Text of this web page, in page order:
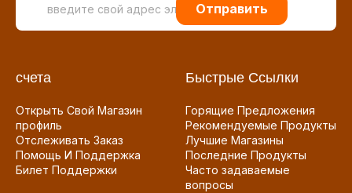
Отправить
счета
Открыть Свой Магазин
профиль
Отслеживать Заказ
Помощь И Поддержка
Билет Поддержки
Быстрые Ссылки
Горящие Предложения
Рекомендуемые Продукты
Лучшие Магазины
Последние Продукты
Часто задаваемые
вопросы